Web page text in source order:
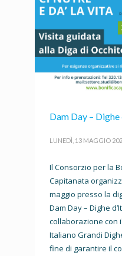
Dam Day –
LUNEDÌ, 13 MAGGIO
Il Consorzio per la
Capitanata
maggio presso la
Dam Day – Dighe
collaborazione con
Italiano Grandi
fine di garantire il